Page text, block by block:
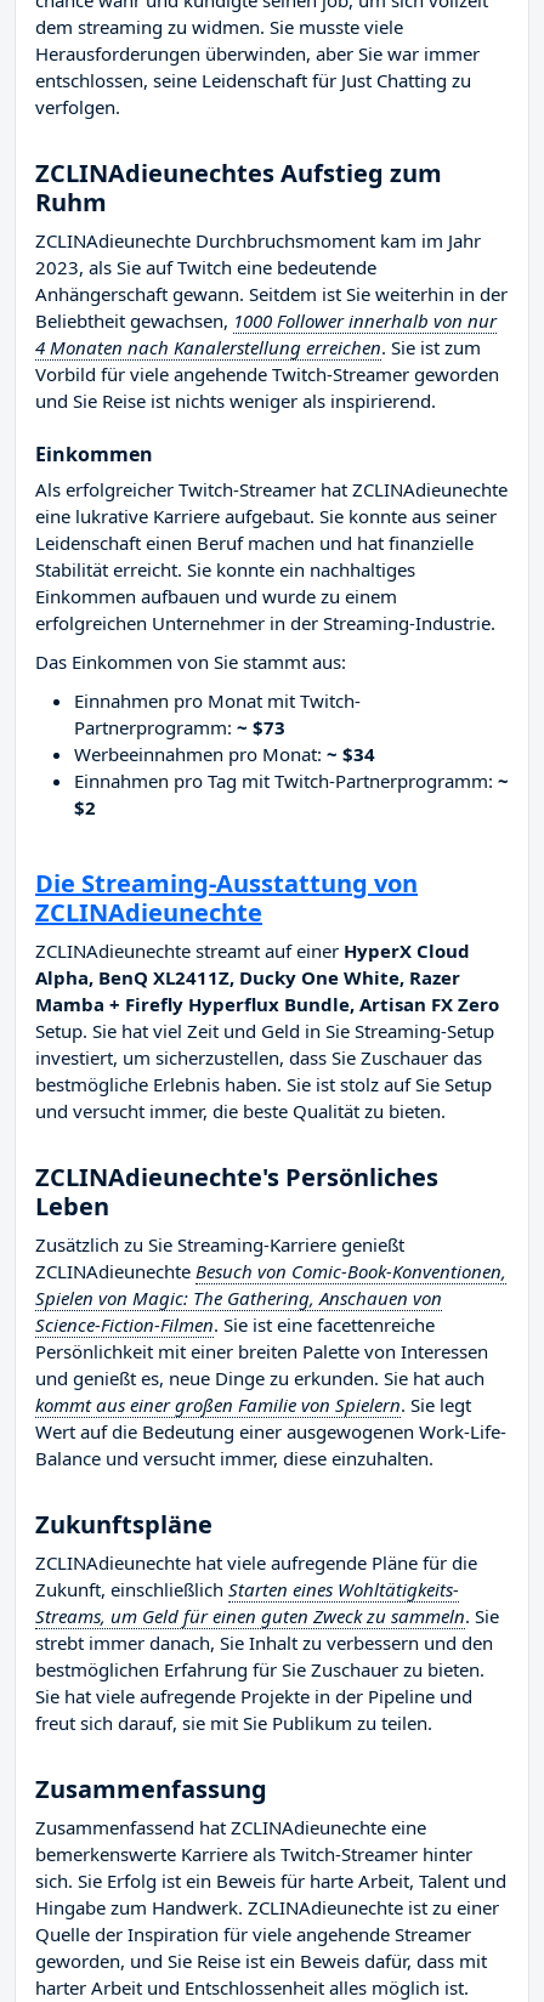
dem streaming zu widmen. Sie musste viele
Herausforderungen überwinden, aber Sie war immer
entschlossen, seine Leidenschaft für Just Chatting zu
verfolgen.
ZCLINAdieunechtes Aufstieg zum
Ruhm
ZCLINAdieunechte Durchbruchsmoment kam im Jahr
2023, als Sie auf Twitch eine bedeutende
Anhängerschaft gewann. Seitdem ist Sie weiterhin in der
Beliebtheit gewachsen, 1000 Follower innerhalb von nur
4 Monaten nach Kanalerstellung erreichen. Sie ist zum
Vorbild für viele angehende Twitch-Streamer geworden
und Sie Reise ist nichts weniger als inspirierend.
Einkommen
Als erfolgreicher Twitch-Streamer hat ZCLINAdieunechte
eine lukrative Karriere aufgebaut. Sie konnte aus seiner
Leidenschaft einen Beruf machen und hat finanzielle
Stabilität erreicht. Sie konnte ein nachhaltiges
Einkommen aufbauen und wurde zu einem
erfolgreichen Unternehmer in der Streaming-Industrie.
Das Einkommen von Sie stammt aus:
Einnahmen pro Monat mit Twitch-
Partnerprogramm: ~ $73
Werbeeinnahmen pro Monat: ~ $34
Einnahmen pro Tag mit Twitch-Partnerprogramm: ~
$2
Die Streaming-Ausstattung von
ZCLINAdieunechte
ZCLINAdieunechte streamt auf einer HyperX Cloud
Alpha, BenQ XL2411Z, Ducky One White, Razer
Mamba + Firefly Hyperflux Bundle, Artisan FX Zero
Setup. Sie hat viel Zeit und Geld in Sie Streaming-Setup
investiert, um sicherzustellen, dass Sie Zuschauer das
bestmögliche Erlebnis haben. Sie ist stolz auf Sie Setup
und versucht immer, die beste Qualität zu bieten.
ZCLINAdieunechte's Persönliches
Leben
Zusätzlich zu Sie Streaming-Karriere genießt
ZCLINAdieunechte Besuch von Comic-Book-Konventionen,
Spielen von Magic: The Gathering, Anschauen von
Science-Fiction-Filmen. Sie ist eine facettenreiche
Persönlichkeit mit einer breiten Palette von Interessen
und genießt es, neue Dinge zu erkunden. Sie hat auch
kommt aus einer großen Familie von Spielern. Sie legt
Wert auf die Bedeutung einer ausgewogenen Work-Life-
Balance und versucht immer, diese einzuhalten.
Zukunftspläne
ZCLINAdieunechte hat viele aufregende Pläne für die
Zukunft, einschließlich Starten eines Wohltätigkeits-
Streams, um Geld für einen guten Zweck zu sammeln. Sie
strebt immer danach, Sie Inhalt zu verbessern und den
bestmöglichen Erfahrung für Sie Zuschauer zu bieten.
Sie hat viele aufregende Projekte in der Pipeline und
freut sich darauf, sie mit Sie Publikum zu teilen.
Zusammenfassung
Zusammenfassend hat ZCLINAdieunechte eine
bemerkenswerte Karriere als Twitch-Streamer hinter
sich. Sie Erfolg ist ein Beweis für harte Arbeit, Talent und
Hingabe zum Handwerk. ZCLINAdieunechte ist zu einer
Quelle der Inspiration für viele angehende Streamer
geworden, und Sie Reise ist ein Beweis dafür, dass mit
harter Arbeit und Entschlossenheit alles möglich ist.